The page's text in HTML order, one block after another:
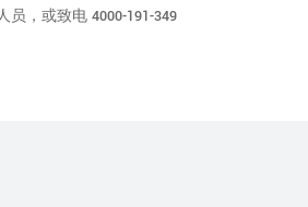
，或致电 4000-191-349